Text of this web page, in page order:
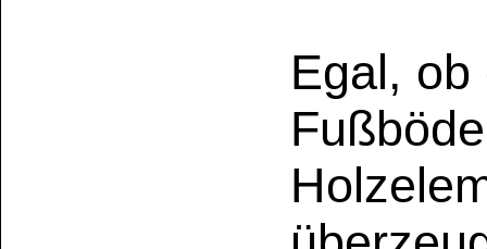
FugenPlast
echtem Holz,im
besteht es zu72
Inhaltsstoffen,
Endergebnis.